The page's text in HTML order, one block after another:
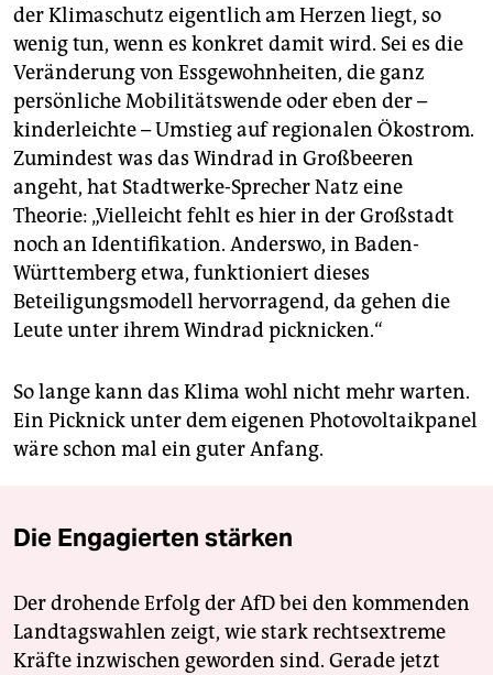
der Klimaschutz eigentlich am Herzen liegt, so
wenig tun, wenn es konkret damit wird. Sei es die
Veränderung von Essgewohnheiten, die ganz
persönliche Mobilitätswende oder eben der –
kinderleichte – Umstieg auf regionalen Ökostrom.
Zumindest was das Windrad in Großbeeren
angeht, hat Stadtwerke-Sprecher Natz eine
Theorie: „Vielleicht fehlt es hier in der Großstadt
noch an Identifikation. Anderswo, in Baden-
Württemberg etwa, funktioniert dieses
Beteiligungsmodell hervorragend, da gehen die
Leute unter ihrem Windrad picknicken.“
So lange kann das Klima wohl nicht mehr warten.
Ein Picknick unter dem eigenen Photovol­taik­panel
wäre schon mal ein guter Anfang.
Die Engagierten stärken
Der drohende Erfolg der AfD bei den kommenden
Landtagswahlen zeigt, wie stark rechtsextreme
Kräfte inzwischen geworden sind. Gerade jetzt